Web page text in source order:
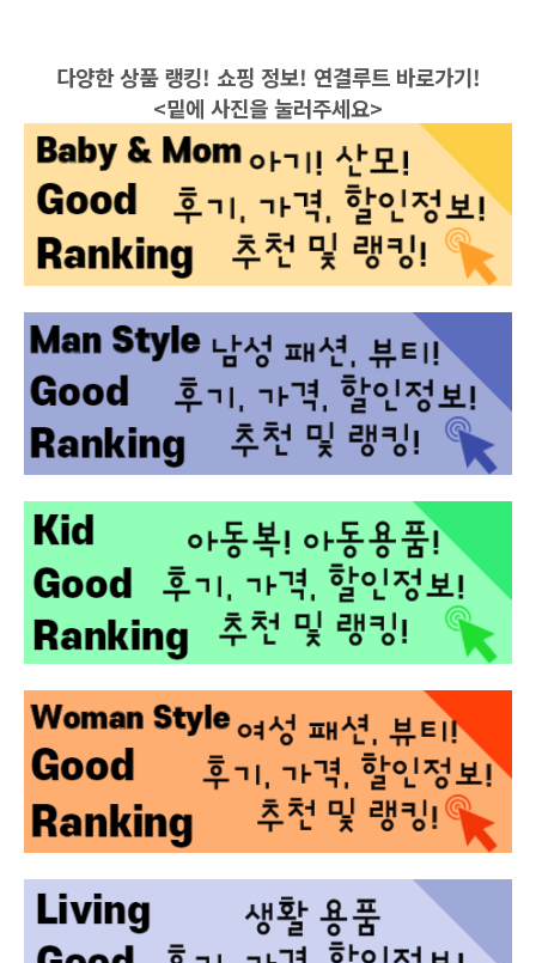
다양한 상품 랭킹! 쇼핑 정보! 연결루트 바로가기!
<밑에 사진을 눌러주세요>